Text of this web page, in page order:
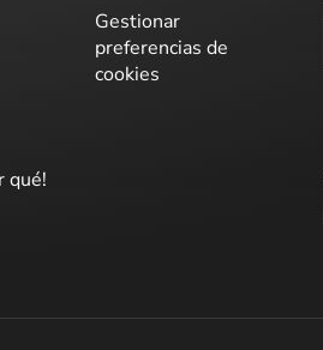
Gestionar
preferencias de
cookies
qué!